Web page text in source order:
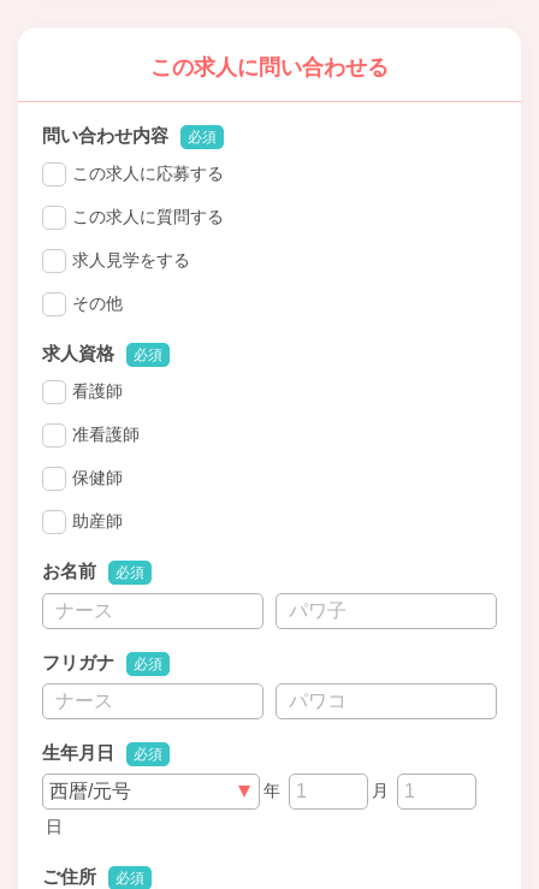
この求人に問い合わせる
問い合わせ内容 必須
この求人に応募する
この求人に質問する
求人見学をする
その他
求人資格 必須
看護師
准看護師
保健師
助産師
お名前 必須
フリガナ 必須
生年月日 必須
年
月
日
ご住所 必須